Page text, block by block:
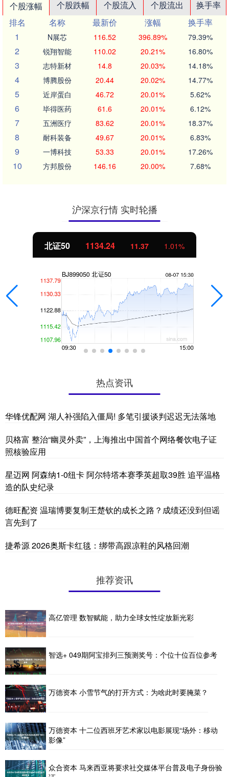
个股涨幅 个股跌幅 个股流入 个股流出
换手率
排名
名称 最新价 涨幅
换手率
1
N展芯 116.52 396.89% 79.39%
2 锐翔智能 110.02 20.21% 16.80%
3 志特新材 14.8 20.03% 14.18%
4 博腾股份 20.44 20.02% 14.77%
5 近岸蛋白 46.72 20.01% 5.62%
6 毕得医药 61.6 20.01% 6.12%
7 五洲医疗 83.62 20.01% 18.37%
8 耐科装备 49.67 20.01% 6.83%
9 一博科技 53.33 20.01% 17.26%
10 方邦股份 146.16 20.00% 7.68%
沪深京行情 实时轮播
北证50 1134.24 11.37 1.01%
热点资讯
华锋优配网 湖人补强陷入僵局! 多笔引援谈判迟迟无法落地
贝格富 整治“幽灵外卖”，上海推出中国首个网络餐饮电子证
照核验应用
星迈网 阿森纳1-0纽卡 阿尔特塔本赛季英超取39胜 追平温格
造的队史纪录
德旺配资 温瑞博要复制王楚钦的成长之路？成绩还没到但谣
言先到了
捷希源 2026奥斯卡红毯：绑带高跟凉鞋的风格回潮
推荐资讯
高亿管理 数智赋能，助力全球女性绽放新光彩
智选+ 049期阿宝排列三预测奖号：个位十位百位参考
万德资本 小雪节气的打开方式：为啥此时要腌菜？
万德资本 十二位西班牙艺术家以电影展现“场外：移动
影像”
众合资本 马来西亚将要求社交媒体平台普及电子身份验